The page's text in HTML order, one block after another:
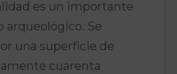
es un importante
arqueológico. Se
una superficie de
cuarenta